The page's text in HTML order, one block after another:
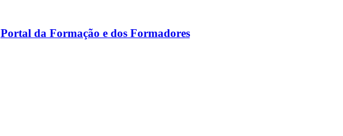
Portal da Formação e dos Formadores